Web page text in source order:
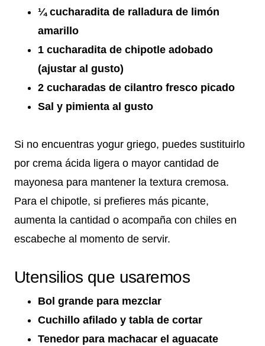
¼ cucharadita de ralladura de limón
amarillo
1 cucharadita de chipotle adobado
(ajustar al gusto)
2 cucharadas de cilantro fresco picado
Sal y pimienta al gusto
Si no encuentras yogur griego, puedes sustituirlo
por crema ácida ligera o mayor cantidad de
mayonesa para mantener la textura cremosa.
Para el chipotle, si prefieres más picante,
aumenta la cantidad o acompaña con chiles en
escabeche al momento de servir.
Utensilios que usaremos
Bol grande para mezclar
Cuchillo afilado y tabla de cortar
Tenedor para machacar el aguacate